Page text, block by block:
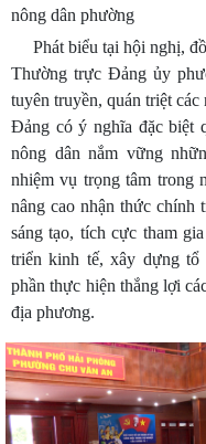
nông dân phường
Phát biểu tại hội nghị,
Thường trực Đảng ủy
tuyên truyền, quán triệt
Đảng có ý nghĩa đặc biệt
nông dân nắm vững
nhiệm vụ trọng tâm trong
nâng cao nhận thức chính
sáng tạo, tích cực tham
triển kinh tế, xây dựng tổ
phần thực hiện thắng lợi
địa phương.